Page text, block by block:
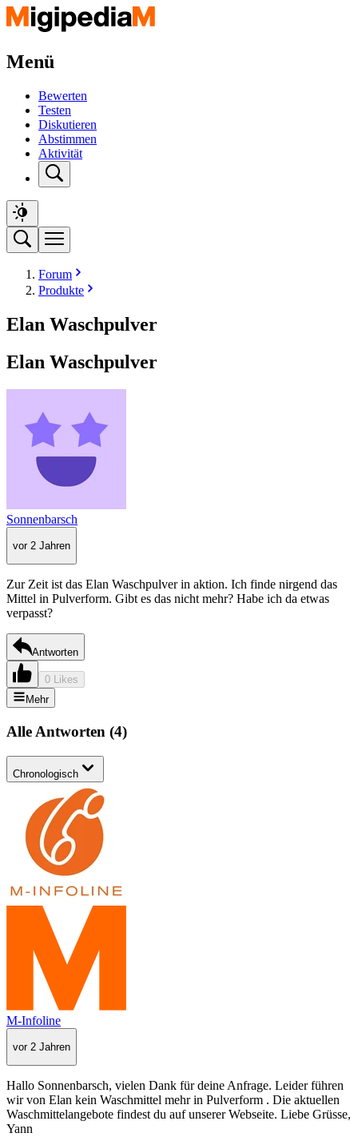
Menü
Bewerten
Testen
Diskutieren
Abstimmen
Aktivität
Forum
Produkte
Elan Waschpulver
Elan Waschpulver
Sonnenbarsch
vor 2 Jahren
Zur Zeit ist das Elan Waschpulver in aktion. Ich finde nirgend das
Mittel in Pulverform. Gibt es das nicht mehr? Habe ich da etwas
verpasst?
Antworten
0 Likes
Mehr
Alle Antworten (4)
Chronologisch
M-Infoline
vor 2 Jahren
Hallo Sonnenbarsch, vielen Dank für deine Anfrage. Leider führen
wir von Elan kein Waschmittel mehr in Pulverform . Die aktuellen
Waschmittelangebote findest du auf unserer Webseite. Liebe Grüsse,
Yann